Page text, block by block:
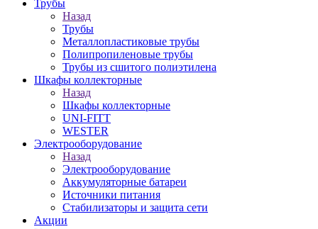
Трубы
Назад
Трубы
Металлопластиковые трубы
Полипропиленовые трубы
Трубы из сшитого полиэтилена
Шкафы коллекторные
Назад
Шкафы коллекторные
UNI-FITT
WESTER
Электрооборудование
Назад
Электрооборудование
Аккумуляторные батареи
Источники питания
Стабилизаторы и защита сети
Акции